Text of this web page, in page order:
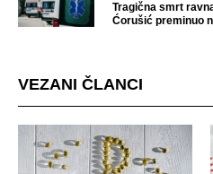
Tragična smrt
Ćorušić preminuo
VEZANI ČLANCI